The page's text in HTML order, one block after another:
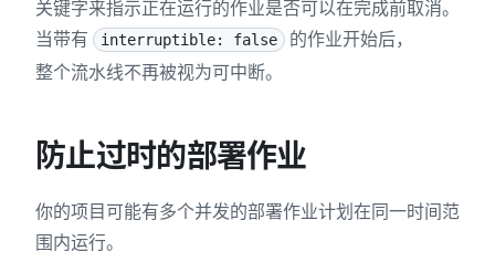
关键字来指示正在运行的作业是否可以在完成前取消。
当带有
interruptible: false
的作业开始后，
整个流水线不再被视为可中断。
防止过时的部署作业
你的项目可能有多个并发的部署作业计划在同一时间范
围内运行。